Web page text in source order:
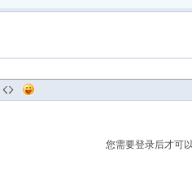
您需要登录后才可